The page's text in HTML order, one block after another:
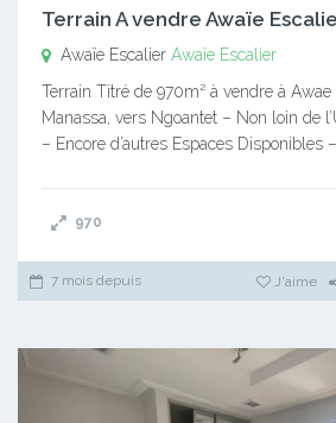
Terrain A vendre Awaïe
Awaïe Escalier Awaïe Escalier
Terrain Titré de 970m² à vendre à Awae
Manassa, vers Ngoantet – Non loin de
– Encore d’autres Espaces Disponibles
970
7 mois depuis J'aime